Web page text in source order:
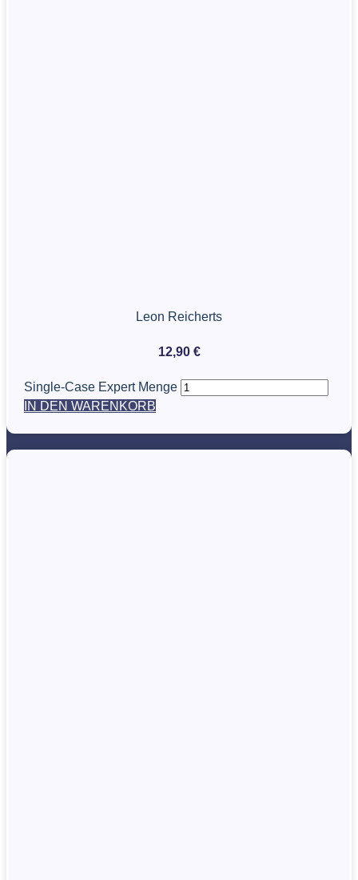
Leon Reicherts
12,90 €
Single-Case Expert Menge
IN DEN WARENKORB